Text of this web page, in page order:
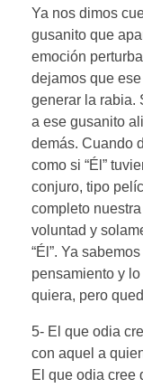
Ya nos dimos
gusanito que
emoción
dejamos que
generar la rabia.
a ese gusanito
demás. Cuando
como si “Él”
conjuro, tipo
completo
voluntad y
“Él”. Ya
pensamiento y
quiera, pero
5- El que odia
con aquel a
El que odia cree